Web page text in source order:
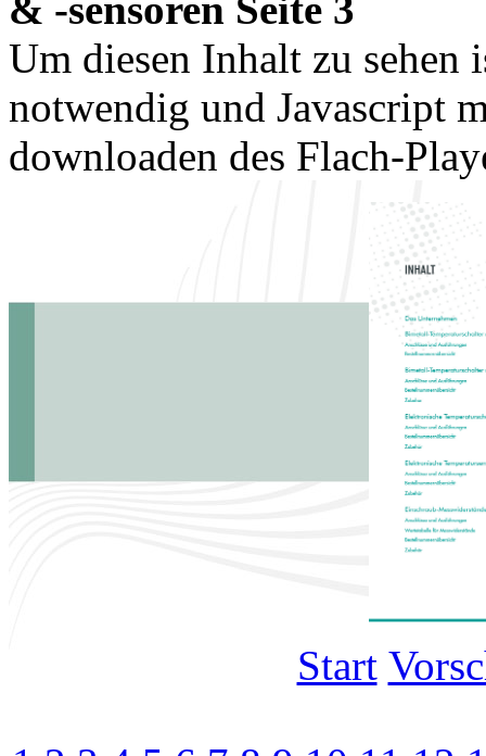
Um diesen Inhalt zu sehen
notwendig und Javascript
downloaden des Flach-
Start